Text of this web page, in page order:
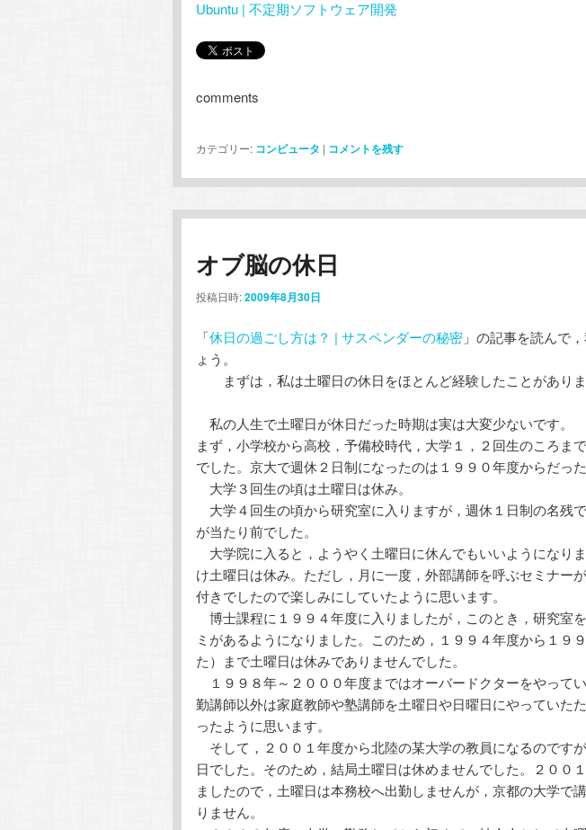
Ubuntu | 不定期ソフトウェア開発
comments
カテゴリー: コンピュータ | コメントを残す
オブ脳の休日
投稿日時:2009年8月30日
「休日の過ごし方は？ | サスペンダーの秘密 」の記事を読んで
ょう。
まずは，私は土曜日の休日をほとんど経験したことがありま
私の人生で土曜日が休日だった時期は実は大変少ないです。
まず，小学校から高校，予備校時代，大学１，２回生のころま
でした。京大で週休２日制になったのは１９９０年度からだった
大学３回生の頃は土曜日は休み。
大学４回生の頃から研究室に入りますが，週休１日制の名残
が当たり前でした。
大学院に入ると，ようやく土曜日に休んでもいいようになり
け土曜日は休み。ただし，月に一度，外部講師を呼ぶセミナー
付きでしたので楽しみにしていたように思います。
博士課程に１９９４年度に入りましたが，このとき，研究室
ミがあるようになりました。このため，１９９４年度から１９
た）まで土曜日は休みでありませんでした。
１９９８年～２０００年度まではオーバードクターをやって
勤講師以外は家庭教師や塾講師を土曜日や日曜日にやっていた
ったように思います。
そして，２００１年度から北陸の某大学の教員になるのです
日でした。そのため，結局土曜日は休めませんでした。２００
ましたので，土曜日は本務校へ出勤しませんが，京都の大学で
りません。